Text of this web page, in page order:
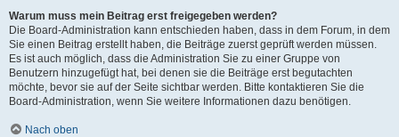
Warum muss mein Beitrag erst freigegeben werden?
Die Board-Administration kann entschieden haben, dass in dem Forum, in dem
Sie einen Beitrag erstellt haben, die Beiträge zuerst geprüft werden müssen.
Es ist auch möglich, dass die Administration Sie zu einer Gruppe von
Benutzern hinzugefügt hat, bei denen sie die Beiträge erst begutachten
möchte, bevor sie auf der Seite sichtbar werden. Bitte kontaktieren Sie die
Board-Administration, wenn Sie weitere Informationen dazu benötigen.
Nach oben